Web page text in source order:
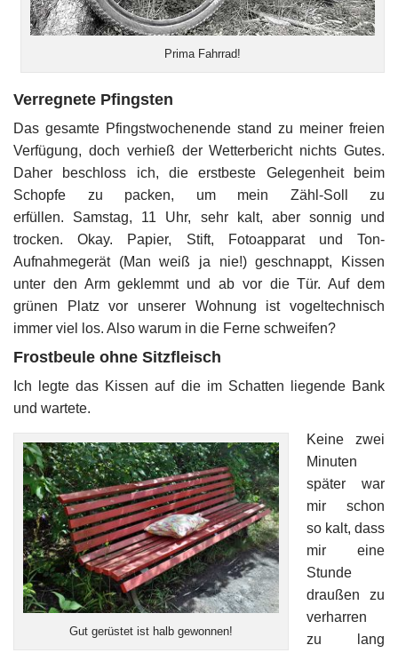
Prima Fahrrad!
Verregnete Pfingsten
Das gesamte Pfingstwochenende stand zu meiner freien
Verfügung, doch verhieß der Wetterbericht nichts Gutes.
Daher beschloss ich, die erstbeste Gelegenheit beim
Schopfe zu packen, um mein Zähl-Soll zu
erfüllen. Samstag, 11 Uhr, sehr kalt, aber sonnig und
trocken. Okay. Papier, Stift, Fotoapparat und Ton-
Aufnahmegerät (Man weiß ja nie!) geschnappt, Kissen
unter den Arm geklemmt und ab vor die Tür. Auf dem
grünen Platz vor unserer Wohnung ist vogeltechnisch
immer viel los. Also warum in die Ferne schweifen?
Frostbeule ohne Sitzfleisch
Ich legte das Kissen auf die im Schatten liegende Bank
und wartete.
Gut gerüstet ist halb gewonnen!
Keine zwei
Minuten
später war
mir schon
so kalt, dass
mir eine
Stunde
draußen zu
verharren
zu lang